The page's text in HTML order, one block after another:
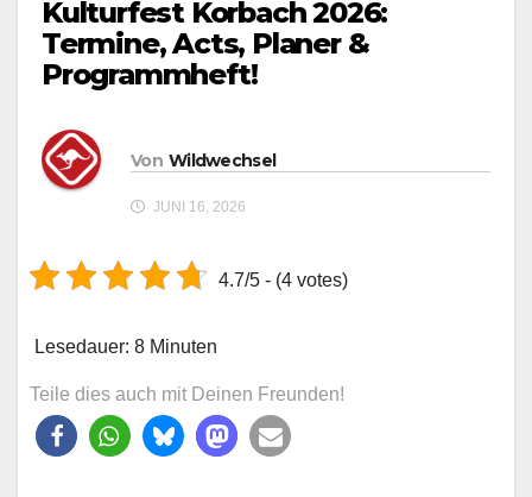
Kulturfest Korbach 2026:
Termine, Acts, Planer &
Programmheft!
Von Wildwechsel
JUNI 16, 2026
4.7/5 - (4 votes)
Lesedauer: 8 Minuten
Teile dies auch mit Deinen Freunden!